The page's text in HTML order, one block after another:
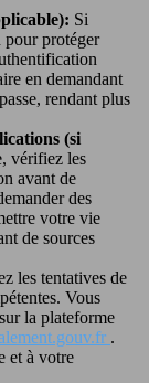
Si
pour protéger
en demandant
rendant plus
(si
vérifiez les
avant de
des
votre vie
de sources
les tentatives de
Vous
la plateforme
.
et à votre